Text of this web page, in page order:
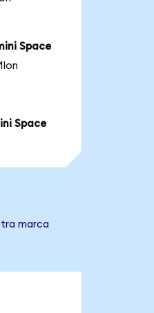
Space
Space
marca